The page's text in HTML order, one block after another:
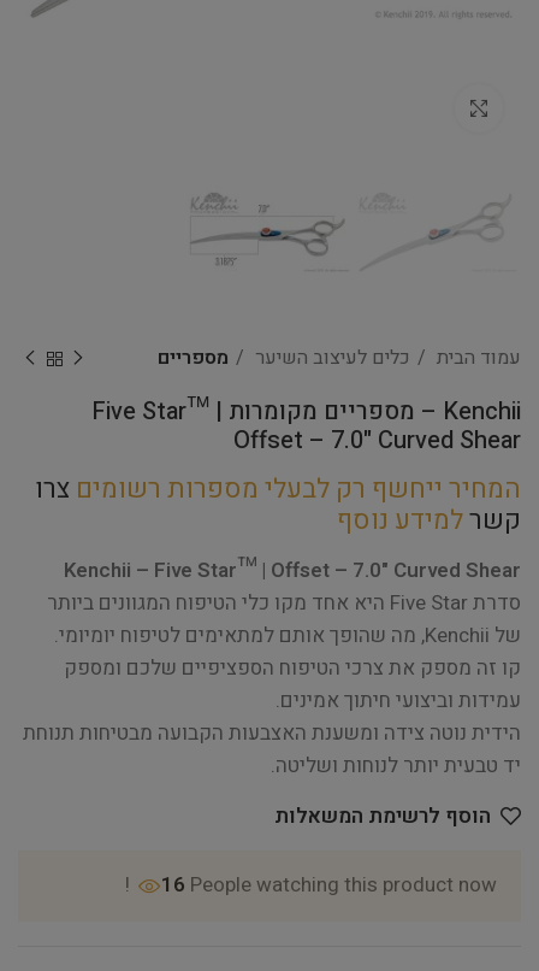
עמוד הבית כלים לעיצוב השיער מספריים
Kenchii – מספריים מקומרות Five Star™ |
Offset – 7.0" Curved Shear
המחיר ייחשף רק לבעלי מספרות רשומים צרו
קשרלמידע נוסף
Kenchii – Five Star™ | Offset – 7.0" Curved Shear
סדרת Five Star היא אחד מקו כלי הטיפוח המגוונים ביותר
של Kenchii, מה שהופך אותם למתאימים לטיפוח יומיומי.
קו זה מספק את צרכי הטיפוח הספציפיים שלכם ומספק
עמידות וביצועי חיתוך אמינים.
הידית נוטה צידה ומשענת האצבעות הקבועה מבטיחות תנוחת
יד טבעית יותר לנוחות ושליטה.
הוסף לרשימת המשאלות
16 People watching this product now!